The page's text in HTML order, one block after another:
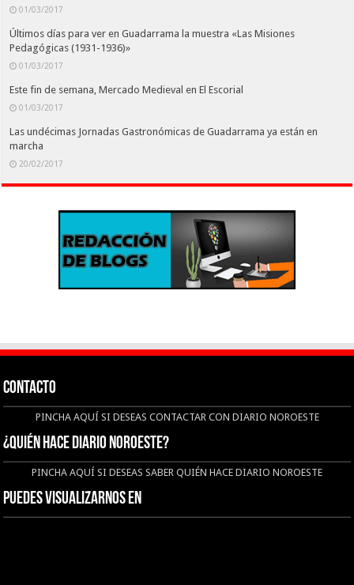
01/03/2017
Últimos días para ver en Guadarrama la muestra «Las Misiones
Pedagógicas (1931-1936)»
01/03/2017
Este fin de semana, Mercado Medieval en El Escorial
01/03/2017
Las undécimas Jornadas Gastronómicas de Guadarrama ya están en
marcha
20/02/2017
CONTACTO
PINCHA AQUÍ SI DESEAS CONTACTAR CON DIARIO NOROESTE
¿QUIÉN HACE DIARIO NOROESTE?
PINCHA AQUÍ SI DESEAS SABER QUIÉN HACE DIARIO NOROESTE
Puedes visualizarnos en